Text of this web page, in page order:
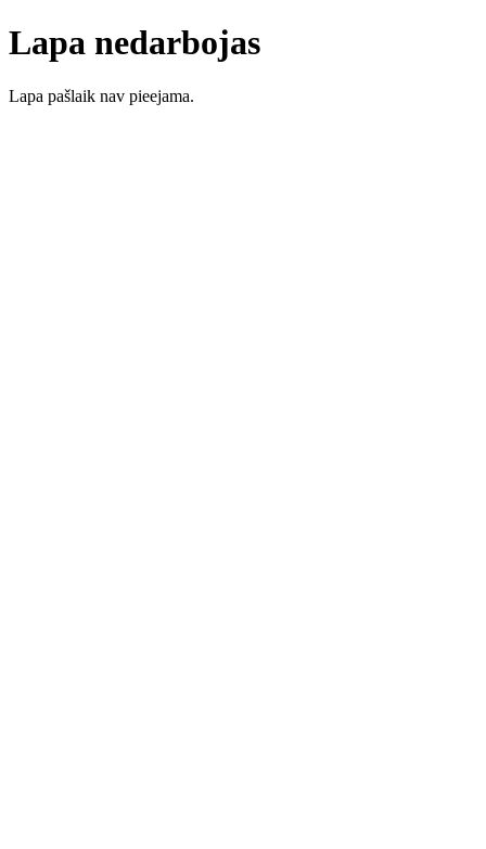
Lapa nedarbojas
Lapa pašlaik nav pieejama.